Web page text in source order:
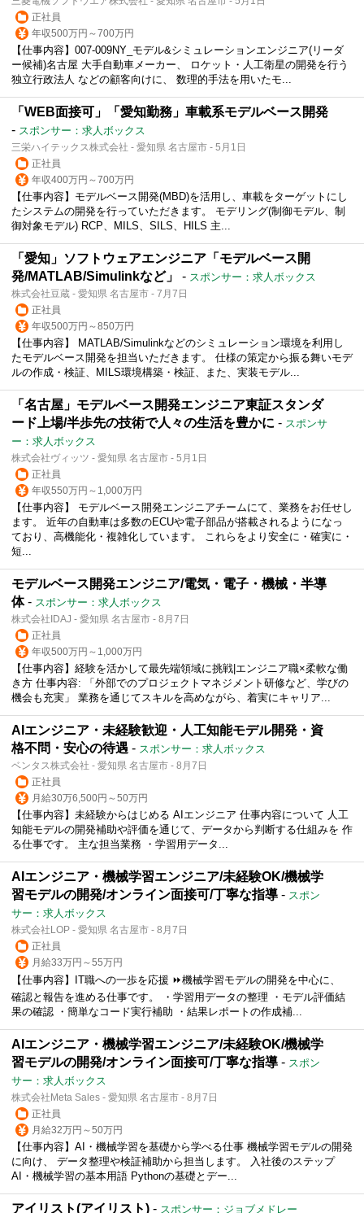
正社員
年収500万円～700万円
【仕事内容】007-009NY_モデル&シミュレーションエンジニア(リーダ
ー候補)名古屋 大手自動車メーカー、 ロケット・人工衛星の開発を行う
独立行政法人 などの顧客向けに、 数理的手法を用いたモ...
「WEB面接可」「愛知勤務」車載系モデルベース開発
- スポンサー：求人ボックス
三栄ハイテックス株式会社 - 愛知県 名古屋市 - 5月1日
正社員
年収400万円～700万円
【仕事内容】モデルベース開発(MBD)を活用し、車載をターゲットにし
たシステムの開発を行っていただきます。 モデリング(制御モデル、制
御対象モデル) RCP、MILS、SILS、HILS 主...
「愛知」ソフトウェアエンジニア「モデルベース開
発/MATLAB/Simulinkなど」
- スポンサー：求人ボックス
株式会社豆蔵 - 愛知県 名古屋市 - 7月7日
正社員
年収500万円～850万円
【仕事内容】 MATLAB/Simulinkなどのシミュレーション環境を利用し
たモデルベース開発を担当いただきます。 仕様の策定から振る舞いモデ
ルの作成・検証、MILS環境構築・検証、また、実装モデル...
「名古屋」モデルベース開発エンジニア東証スタンダ
ード上場/半歩先の技術で人々の生活を豊かに - スポンサ
ー：求人ボックス
株式会社ヴィッツ - 愛知県 名古屋市 - 5月1日
正社員
年収550万円～1,000万円
【仕事内容】 モデルベース開発エンジニアチームにて、業務をお任せし
ます。 近年の自動車は多数のECUや電子部品が搭載されるようになっ
ており、高機能化・複雑化しています。 これらをより安全に・確実に・
短...
モデルベース開発エンジニア/電気・電子・機械・半導
体- スポンサー：求人ボックス
株式会社IDAJ - 愛知県 名古屋市 - 8月7日
正社員
年収500万円～1,000万円
【仕事内容】経験を活かして最先端領域に挑戦|エンジニア職×柔軟な働
き方 仕事内容: 「外部でのプロジェクトマネジメント研修など、学びの
機会も充実」 業務を通じてスキルを高めながら、着実にキャリア...
AIエンジニア・未経験歓迎・人工知能モデル開発・資
格不問・安心の待遇 - スポンサー：求人ボックス
ベンタス株式会社 - 愛知県 名古屋市 - 8月7日
正社員
月給30万6,500円～50万円
【仕事内容】未経験からはじめる AIエンジニア 仕事内容について 人工
知能モデルの開発補助や評価を通じて、データから判断する仕組みを 作
る仕事です。 主な担当業務 ・学習用データ...
AIエンジニア・機械学習エンジニア/未経験OK/機械学
習モデルの開発/オンライン面接可/丁寧な指導 - スポン
サー：求人ボックス
株式会社LOP - 愛知県 名古屋市 - 8月7日
正社員
月給33万円～55万円
【仕事内容】IT職への一歩を応援 ⏩機械学習モデルの開発を中心に、
確認と報告を進める仕事です。 ・学習用データの整理 ・モデル評価結
果の確認 ・簡単なコード実行補助 ・結果レポートの作成補...
AIエンジニア・機械学習エンジニア/未経験OK/機械学
習モデルの開発/オンライン面接可/丁寧な指導 - スポン
サー：求人ボックス
株式会社Meta Sales - 愛知県 名古屋市 - 8月7日
正社員
月給32万円～50万円
【仕事内容】AI・機械学習を基礎から学べる仕事 機械学習モデルの開発
に向け、 データ整理や検証補助から担当します。 入社後のステップ
AI・機械学習の基本用語 Pythonの基礎とデー...
アイリスト(アイリスト) - スポンサー：ジョブメドレー